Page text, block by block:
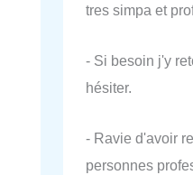
tres simpa et
- Si besoin j'y
hésiter.
- Ravie d'avoir
personnes